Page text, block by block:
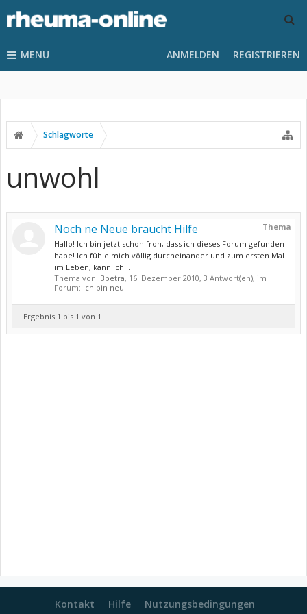
MENU ANMELDEN REGISTRIEREN
Schlagworte
unwohl
Thema
Noch ne Neue braucht Hilfe
Hallo! Ich bin jetzt schon froh, dass ich dieses Forum gefunden
habe! Ich fühle mich völlig durcheinander und zum ersten Mal
im Leben, kann ich...
Thema von: Bpetra, 16. Dezember 2010, 3 Antwort(en), im
Forum: Ich bin neu!
Ergebnis 1 bis 1 von 1
Kontakt Hilfe Nutzungsbedingungen